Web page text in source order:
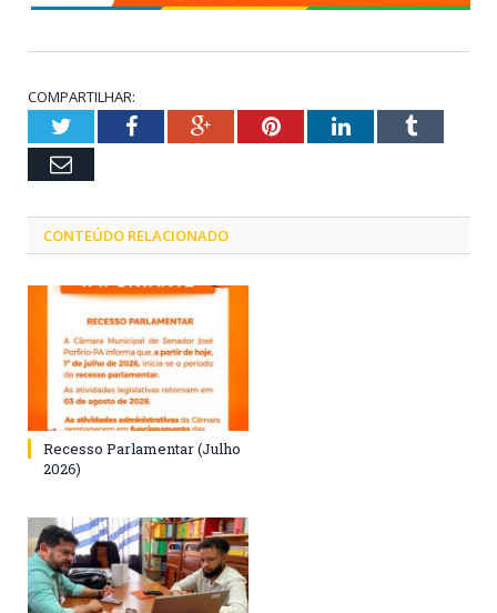
COMPARTILHAR:
TwitterFacebookGoogle+PinterestLinkedInTumblr
Email
CONTEÚDO RELACIONADO
Recesso Parlamentar (Julho
2026)